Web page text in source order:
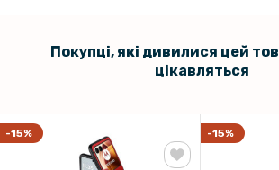
Гідрогелева плівка iNobi Matte для Motorola
Гідрогелева плівка iNobi Matte для Motorola
Покупці, які дивилися цей
цікавляться
-15% -15%